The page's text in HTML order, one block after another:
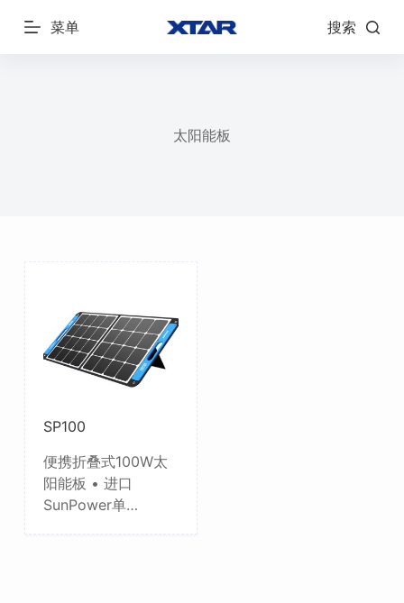
跳
菜单 搜索
太阳能板
SP100
便携折叠式100W太
阳能板 • 进口
SunPower单…